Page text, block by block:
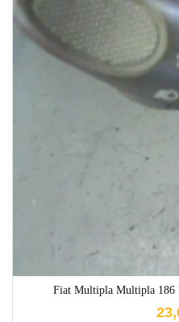
Fiat Multipla Multipla